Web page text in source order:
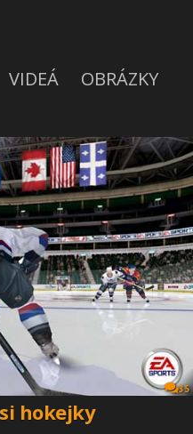
VIDEÁ OBRÁZKY
35
hokejky